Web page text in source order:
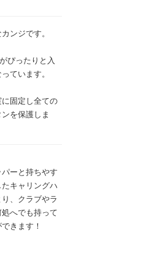
ンジです。
ぴったりと入
ています。
固定し全ての
を保護しま
ーと持ちやす
キャリングハ
、クラブやラ
へでも持って
きます！